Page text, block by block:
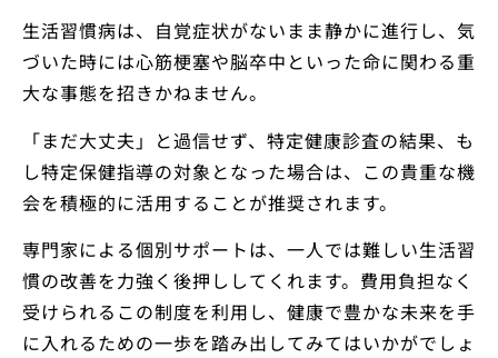
生活習慣病は、自覚症状がないまま静かに進行し、気
づいた時には心筋梗塞や脳卒中といった命に関わる重
大な事態を招きかねません。
「まだ大丈夫」と過信せず、特定健康診査の結果、も
し特定保健指導の対象となった場合は、この貴重な機
会を積極的に活用することが推奨されます。
専門家による個別サポートは、一人では難しい生活習
慣の改善を力強く後押ししてくれます。費用負担なく
受けられるこの制度を利用し、健康で豊かな未来を手
に入れるための一歩を踏み出してみてはいかがでしょ